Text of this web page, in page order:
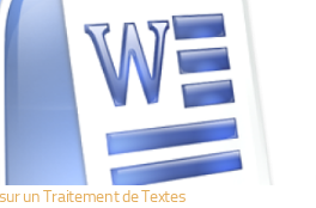
un Traitement de Textes